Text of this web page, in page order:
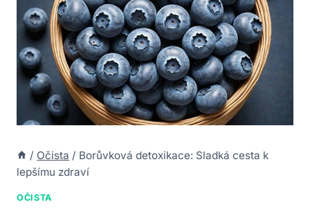
/ Očista / Borůvková detoxikace: Sladká cesta k
lepšímu zdraví
OČISTA